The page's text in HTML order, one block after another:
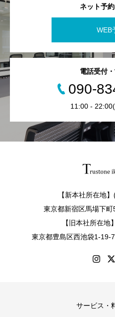
ネット予
WEB
電話受付
090-
11:00 -
【新本社所在地
東京都新宿区馬場下
【旧本社所在
東京都豊島区西池袋1-19-
サービス・